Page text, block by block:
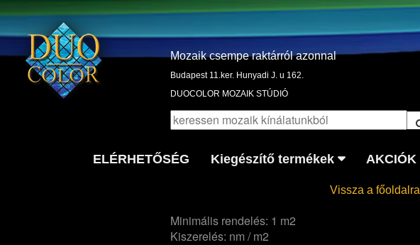
Mozaik csempe raktárról azonnal
Budapest 11.ker. Hunyadi J. u 162.
DUOCOLOR MOZAIK STÚDIÓ
ELÉRHETŐSÉG Kiegészítő termékek AKCIÓK
Vissza a főoldalra
Minimális rendelés: 1 m2
Kiszerelés: nm / m2